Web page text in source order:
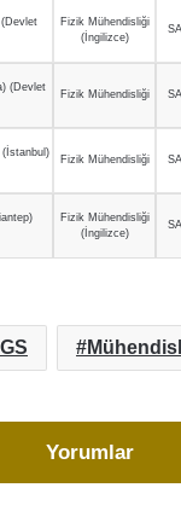
Fizik Mühendisliği
(İngilizce)
(Devlet
Fizik Mühendisliği
(İstanbul)
Fizik Mühendisliği
Fizik Mühendisliği
(İngilizce)
Yorumlar